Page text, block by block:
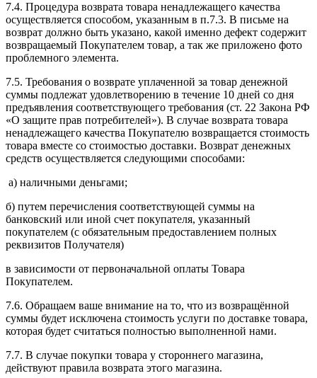
7.4. Процедура возврата товара ненадлежащего качества
осуществляется способом, указанным в п.7.3. В письме на
возврат должно быть указано, какой именно дефект содержит
возвращаемый Покупателем товар, а так же приложено фото
проблемного элемента.
7.5. Требования о возврате уплаченной за товар денежной
суммы подлежат удовлетворению в течение 10 дней со дня
предъявления соответствующего требования (ст. 22 Закона РФ
«О защите прав потребителей»). В случае возврата товара
ненадлежащего качества Покупателю возвращается стоимость
товара вместе со стоимостью доставки. Возврат денежных
средств осуществляется следующими способами:
а) наличными деньгами;
б) путем перечисления соответствующей суммы на
банковский или иной счет покупателя, указанный
покупателем (с обязательным предоставлением полных
реквизитов Получателя)
в зависимости от первоначальной оплаты Товара
Покупателем.
7.6. Обращаем ваше внимание на то, что из возвращённой
суммы будет исключена стоимость услуги по доставке товара,
которая будет считаться полностью выполненной нами.
7.7. В случае покупки товара у стороннего магазина,
действуют правила возврата этого магазина.